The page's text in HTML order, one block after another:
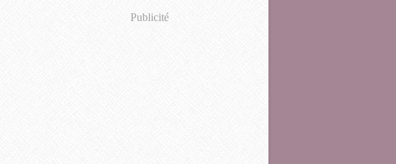
Publicité